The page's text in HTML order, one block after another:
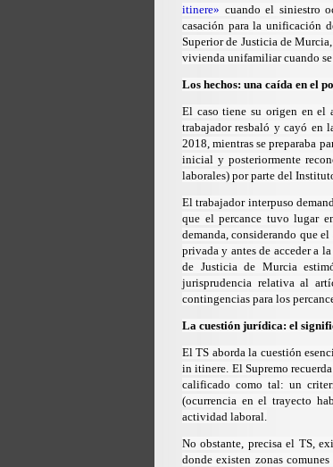
itinere» cuando el siniestro
casación para la unificación
Superior de Justicia de
vivienda unifamiliar cuando
Los hechos: una caída en el
El caso tiene su origen en el
trabajador resbaló y cayó en
2018, mientras se preparaba
inicial y posteriormente
laborales) por parte del
El trabajador interpuso
que el percance tuvo lugar
demanda, considerando que
privada y antes de acceder a
de Justicia de Murcia
jurisprudencia relativa al
contingencias para los
La cuestión jurídica: el
El TS aborda la cuestión
in itinere. El Supremo
calificado como tal: un
(ocurrencia en el trayecto
actividad laboral.
No obstante, precisa el TS,
donde existen zonas